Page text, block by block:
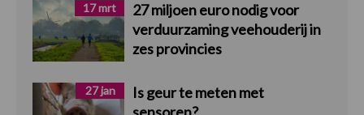
17 mrt
27 miljoen euro nodig voor
verduurzaming veehouderij in
zes provincies
27 jan
Is geur te meten met